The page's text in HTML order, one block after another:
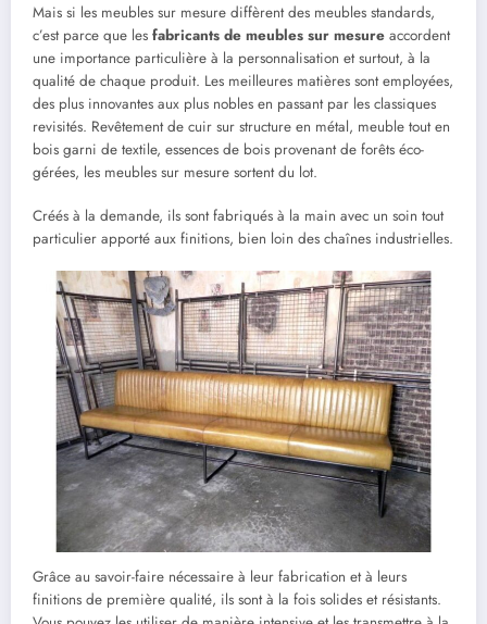
Mais si les meubles sur mesure diffèrent des meubles standards,
c’est parce que les fabricants de meubles sur mesure accordent
une importance particulière à la personnalisation et surtout, à la
qualité de chaque produit. Les meilleures matières sont employées,
des plus innovantes aux plus nobles en passant par les classiques
revisités. Revêtement de cuir sur structure en métal, meuble tout en
bois garni de textile, essences de bois provenant de forêts éco-
gérées, les meubles sur mesure sortent du lot.
Créés à la demande, ils sont fabriqués à la main avec un soin tout
particulier apporté aux finitions, bien loin des chaînes industrielles.
Grâce au savoir-faire nécessaire à leur fabrication et à leurs
finitions de première qualité, ils sont à la fois solides et résistants.